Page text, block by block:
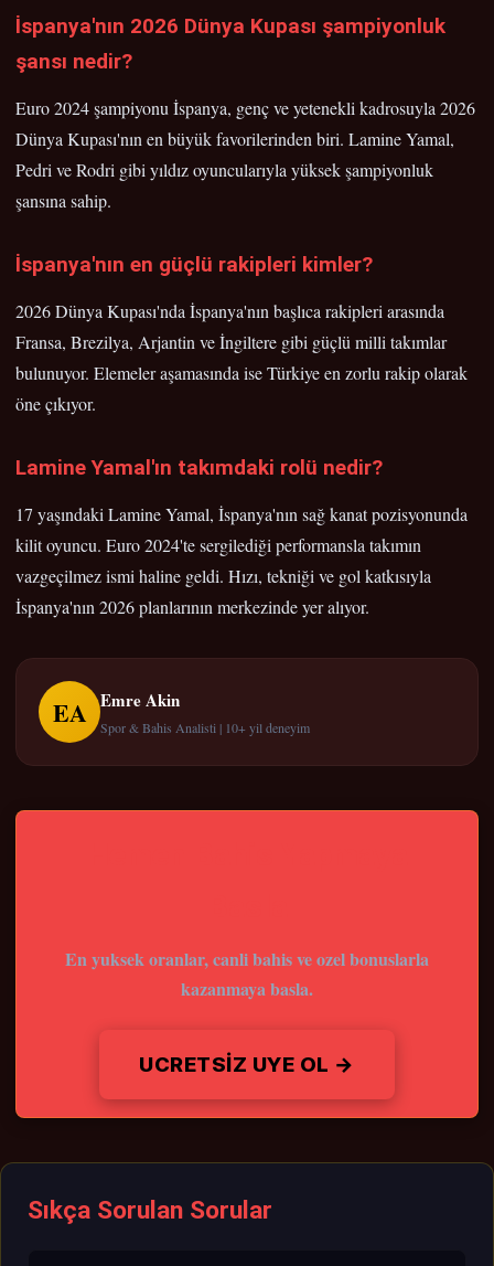
İspanya'nın 2026 Dünya Kupası şampiyonluk
şansı nedir?
Euro 2024 şampiyonu İspanya, genç ve yetenekli kadrosuyla 2026
Dünya Kupası'nın en büyük favorilerinden biri. Lamine Yamal,
Pedri ve Rodri gibi yıldız oyuncularıyla yüksek şampiyonluk
şansına sahip.
İspanya'nın en güçlü rakipleri kimler?
2026 Dünya Kupası'nda İspanya'nın başlıca rakipleri arasında
Fransa, Brezilya, Arjantin ve İngiltere gibi güçlü milli takımlar
bulunuyor. Elemeler aşamasında ise Türkiye en zorlu rakip olarak
öne çıkıyor.
Lamine Yamal'ın takımdaki rolü nedir?
17 yaşındaki Lamine Yamal, İspanya'nın sağ kanat pozisyonunda
kilit oyuncu. Euro 2024'te sergilediği performansla takımın
vazgeçilmez ismi haline geldi. Hızı, tekniği ve gol katkısıyla
İspanya'nın 2026 planlarının merkezinde yer alıyor.
EA Emre Akin
Spor & Bahis Analisti | 10+ yil deneyim
En yuksek oranlar, canli bahis ve ozel bonuslarla
kazanmaya basla.
UCRETSIZ UYE OL →
Sıkça Sorulan Sorular